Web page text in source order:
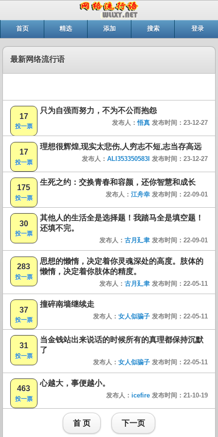
首页 精选 添加 搜索 登录
最新网络流行语
17
投一票
只为自强而努力，不为不公而抱怨
发布人：悟真 发布时间：23-12-27
17
投一票
理想很辉煌,现实太悲伤,人穷志不短,志当存高远
发布人： ALI353350583I 发布时间：23-12-27
175
投一票
生死之约：交换青春和容颜，还你智慧和成长
发布人： 江舟幸 发布时间：22-09-01
30
投一票
其他人的生活全是选择题！我踏马全是填空题！
还填不完。
发布人： 古月廴聿 发布时间：22-09-01
283
投一票
思想的懒惰，决定着你灵魂深处的高度。肢体的
懒惰，决定着你肢体的精度。
发布人： 古月廴聿 发布时间：22-05-11
37
投一票
撞碎南墙继续走
发布人： 女人似骗子 发布时间：22-05-11
31
投一票
当金钱站出来说话的时候所有的真理都保持沉默
了
发布人： 女人似骗子 发布时间：22-05-11
463
投一票
心越大，事便越小。
发布人： icefire 发布时间：21-10-19
首 页 下一页